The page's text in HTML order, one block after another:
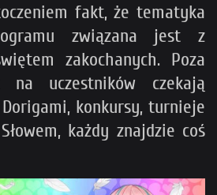
fakt, że tematyka
związana jest z
zakochanych. Poza
uczestników czekają
konkursy, turnieje
każdy znajdzie coś